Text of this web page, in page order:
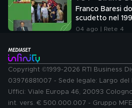
Franco Baresi
scudetto nel
04 ago | Rete 4
Copyright ©1999-2026 RTI Business
03976881007 - Sede legale: Largo del
Uffici: Viale Europa 46, 20093
int. vers. € 500.000.007 - Gruppo